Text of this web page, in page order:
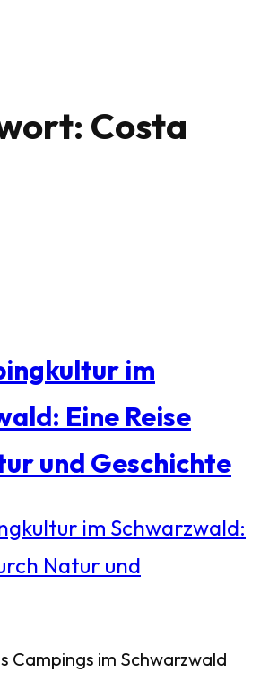
Costa
im
Eine Reise
und Geschichte
Campings im Schwarzwald